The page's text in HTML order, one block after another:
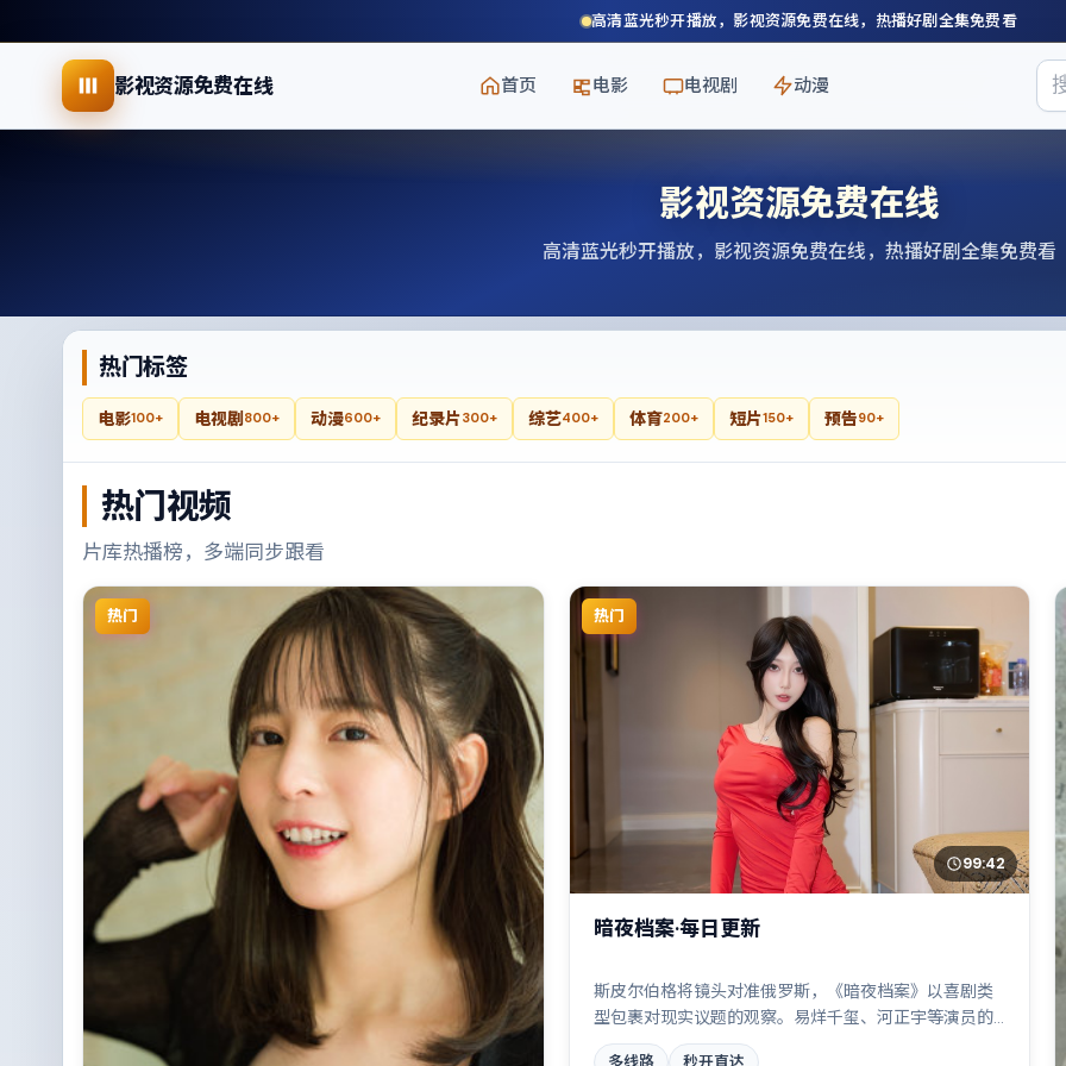
高清蓝光秒开播放，影视资源免费在线，热播好剧全集免费看
影视资源免费在线 首页 电影 电视剧 动漫
影视资源免费在线
高清蓝光秒开播放，影视资源免费在线，热播好剧全集免费看
热门标签
电影100+ 电视剧 800+ 动漫600+ 纪录片300+ 综艺400+ 体育200+ 短片150+ 预告90+
热门视频
片库热播榜，多端同步跟看
热门 热门
99:42
暗夜档案·每日更新
斯皮尔伯格将镜头对准俄罗斯，《暗夜档案》以喜剧类
型包裹对现实议题的观察。易烊千玺、河正宇等演员的
表演层次丰富，雨夜、旧楼与一封未寄出的信构成叙事
多线路 秒开直达